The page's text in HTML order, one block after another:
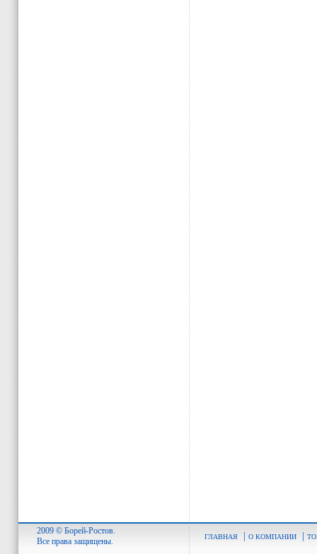
2009 © Борей-Ростов.
Все права защищены.
ГЛАВНАЯ О КОМПАНИИ